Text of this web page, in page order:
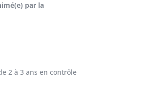
par la
2 à 3 ans en contrôle